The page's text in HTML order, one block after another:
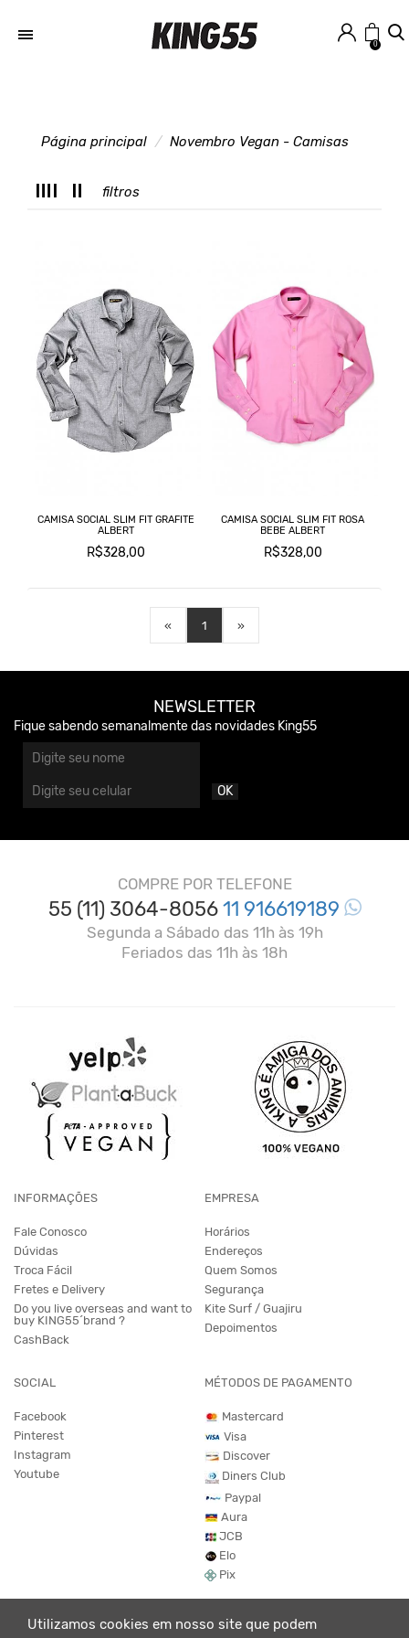
0
Página principal Novembro Vegan - Camisas
filtros
CAMISA SOCIAL SLIM FIT GRAFITE
ALBERT
R$328,00
CAMISA SOCIAL SLIM FIT ROSA
BEBE ALBERT
R$328,00
« 1 »
Utilizamos cookies em nosso site que podem
NEWSLETTER
Fique sabendo semanalmente das novidades King55
OK
COMPRE POR TELEFONE
55 (11) 3064-805611 916619189
Segunda a Sábado das 11h às 19h
Feriados das 11h às 18h
INFORMAÇÕES
Fale Conosco
Dúvidas
Troca Fácil
Fretes e Delivery
Do you live overseas and want to
buy KING55´brand ?
CashBack
EMPRESA
Horários
Endereços
Quem Somos
Segurança
Kite Surf / Guajiru
Depoimentos
SOCIAL
Facebook
Pinterest
Instagram
Youtube
MÉTODOS DE PAGAMENTO
Mastercard
Visa
Discover
Diners Club
Paypal
Aura
JCB
Elo
Pix